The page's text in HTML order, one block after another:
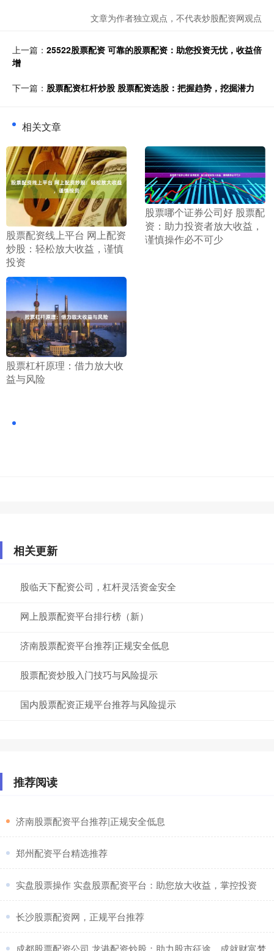
文章为作者独立观点，不代表炒股配资网观点
上一篇： 25522股票配资 可靠的股票配资：助您投资无忧，收益倍
增
下一篇： 股票配资杠杆炒股 股票配资选股：把握趋势，挖掘潜力
相关文章
​股票配资线上平台 网上配资
炒股：轻松放大收益，谨慎
投资
​股票哪个证券公司好 股票配
资：助力投资者放大收益，
谨慎操作必不可少
​股票杠杆原理：借力放大收
益与风险
相关更新
股临天下配资公司，杠杆灵活资金安全
网上股票配资平台排行榜（新）
济南股票配资平台推荐|正规安全低息
股票配资炒股入门技巧与风险提示
国内股票配资正规平台推荐与风险提示
推荐阅读
​济南股票配资平台推荐|正规安全低息
​郑州配资平台精选推荐
​实盘股票操作 实盘股票配资平台：助您放大收益，掌控投资
​长沙股票配资网，正规平台推荐
​成都股票配资公司 龙港配资炒股：助力股市征途，成就财富梦